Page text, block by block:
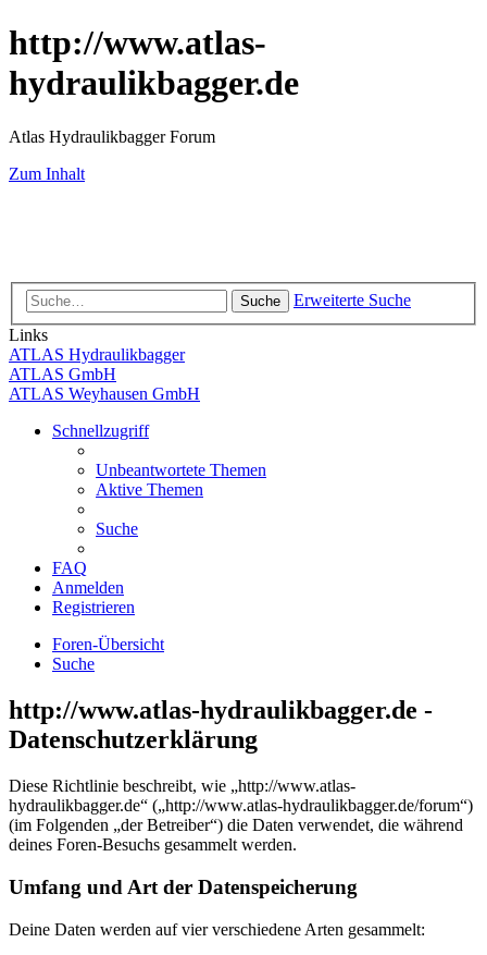
http://www.atlas-
hydraulikbagger.de
Atlas Hydraulikbagger Forum
Zum Inhalt
Suche
Erweiterte Suche
Links
ATLAS Hydraulikbagger
ATLAS GmbH
ATLAS Weyhausen GmbH
Schnellzugriff
Unbeantwortete Themen
Aktive Themen
Suche
FAQ
Anmelden
Registrieren
Foren-Übersicht
Suche
http://www.atlas-hydraulikbagger.de -
Datenschutzerklärung
Diese Richtlinie beschreibt, wie „http://www.atlas-
hydraulikbagger.de“ („http://www.atlas-hydraulikbagger.de/forum“)
(im Folgenden „der Betreiber“) die Daten verwendet, die während
deines Foren-Besuchs gesammelt werden.
Umfang und Art der Datenspeicherung
Deine Daten werden auf vier verschiedene Arten gesammelt: